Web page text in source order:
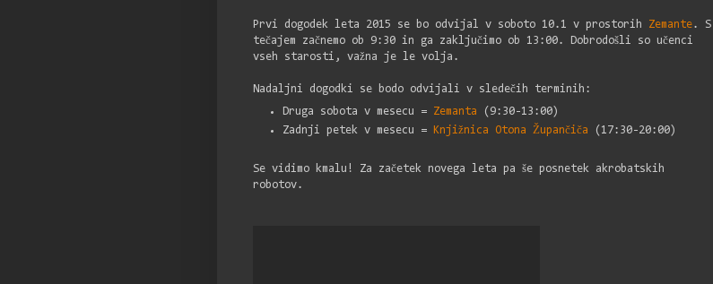
Prvi dogodek leta 2015 se bo odvijal v soboto 10.1 v prostorih Zemante. S
tečajem začnemo ob 9:30 in ga zaključimo ob 13:00. Dobrodošli so učenci
vseh starosti, važna je le volja.
Nadaljni dogodki se bodo odvijali v sledečih terminih:
Druga sobota v mesecu = Zemanta (9:30-13:00)
Zadnji petek v mesecu =
Knjižnica Otona Župančiča (17:30-20:00)
Se vidimo kmalu! Za začetek novega leta pa še posnetek akrobatskih
robotov.